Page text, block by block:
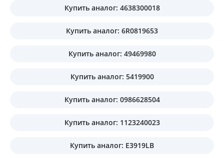
Купить аналог: 4638300018
Купить аналог: 6R0819653
Купить аналог: 49469980
Купить аналог: 5419900
Купить аналог: 0986628504
Купить аналог: 1123240023
Купить аналог: E3919LB